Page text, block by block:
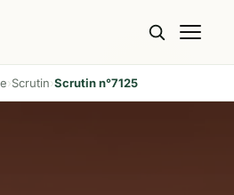
Scrutin Scrutin n°7125